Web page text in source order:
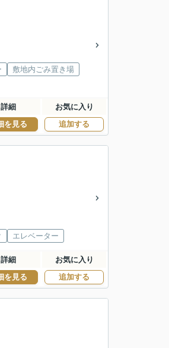
敷地内ごみ置き場
詳細 お気に入り
を見る 追加する
エレベーター
詳細 お気に入り
を見る 追加する